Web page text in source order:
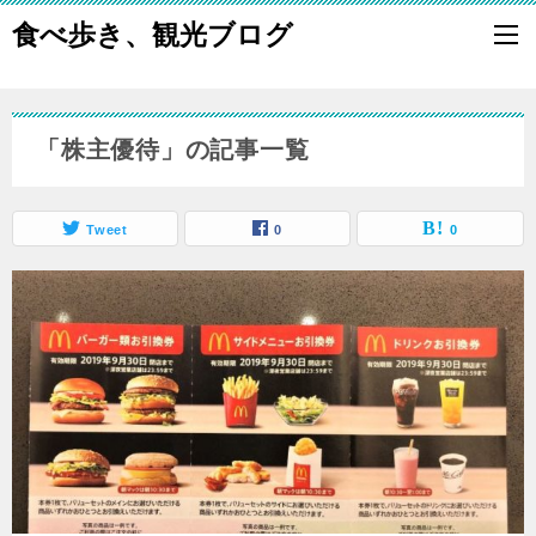
食べ歩き、観光ブログ
「株主優待」の記事一覧
Tweet 0 0